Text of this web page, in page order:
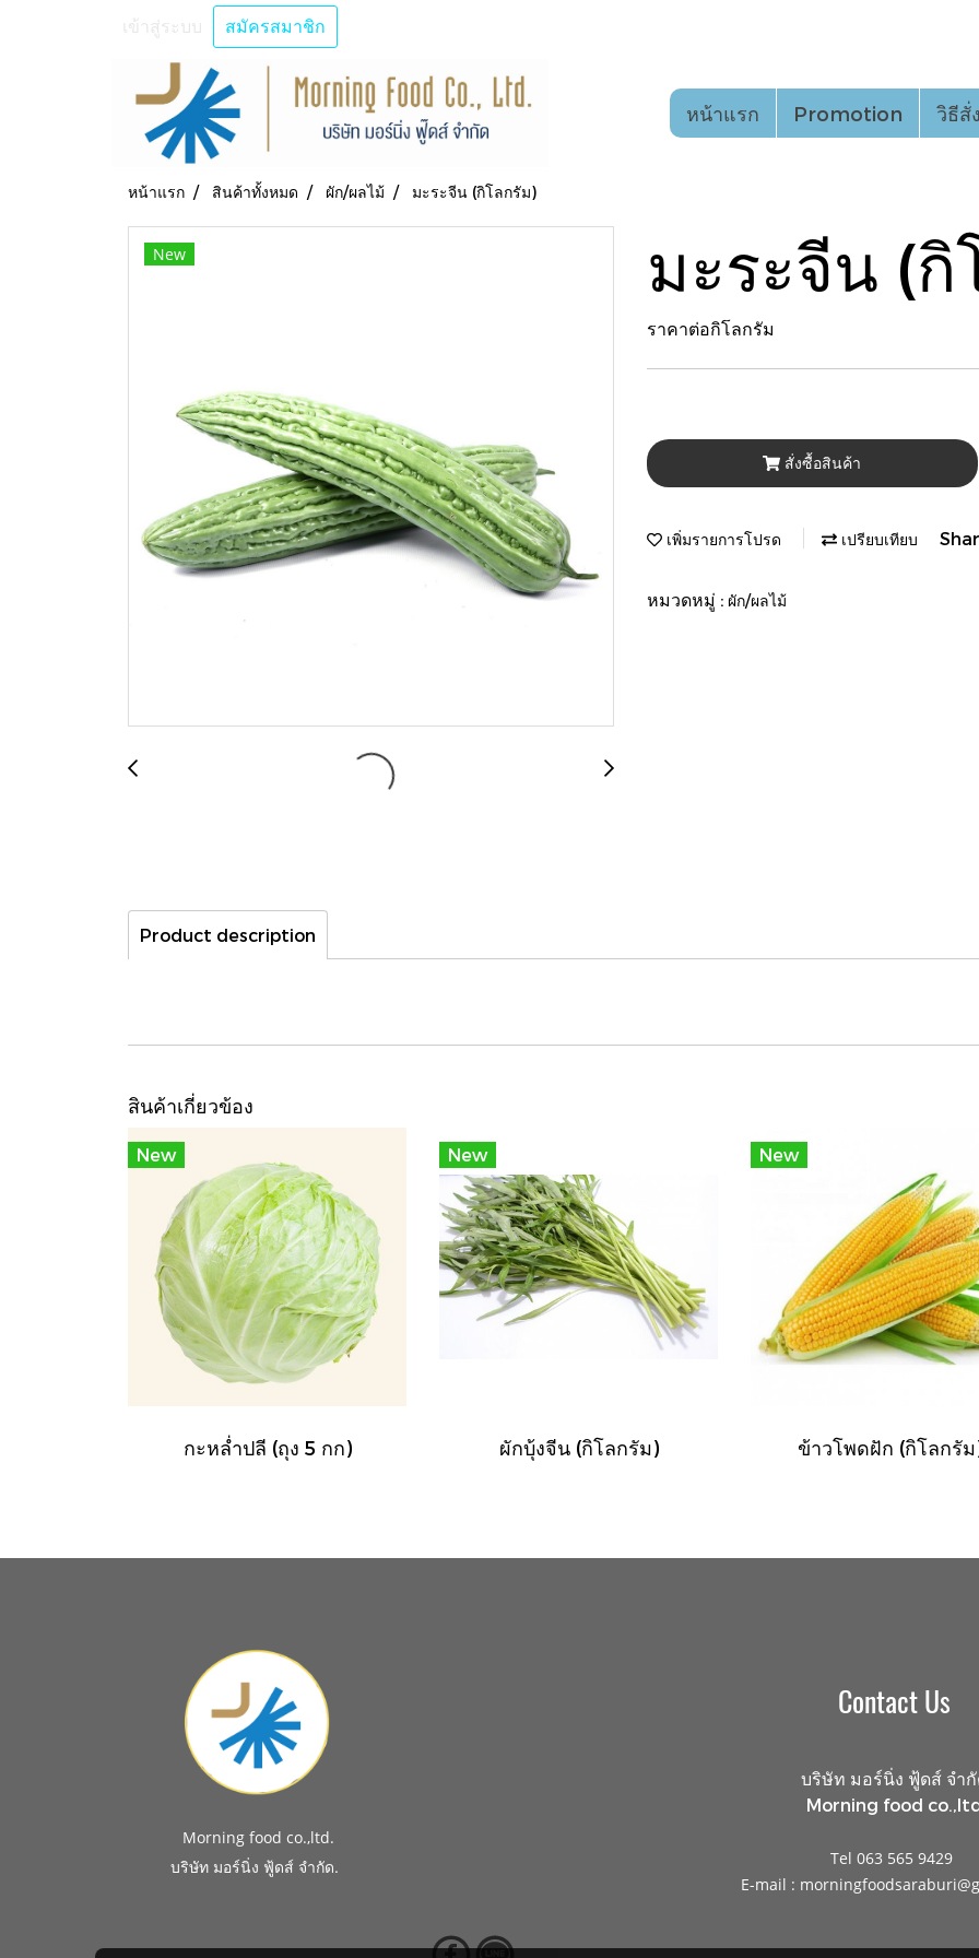
สมัครสมาชิก
หน้าแรก Promotion วิธีสั่
หน้าแรก สินค้าทั้งหมด ผัก/ผลไม้ มะระจีน (กิโลกรัม)
New มะระจีน (กิ
ราคาต่อกิโลกรัม
สั่งซื้อสินค้า
เพิ่มรายการโปรด เปรียบเทียบ
หมวดหมู่ : ผัก/ผลไม้
Product description
สินค้าเกี่ยวข้อง
New
กะหล่ำปลี (ถุง 5 กก)
New
ผักบุ้งจีน (กิโลกรัม)
New
ข้าวโพดฝัก (กิโลกรัม
Morning food co.,ltd.
บริษัท มอร์นิ่ง ฟู้ดส์ จำกัด
Contact Us
บริษัท มอร์นิ่ง ฟู้ดส์ จำ
Morning food
Tel 063 565 9429
E-mail :